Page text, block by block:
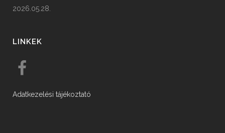
2026.05.28.
LINKEK
Adatkezelési tájékoztató